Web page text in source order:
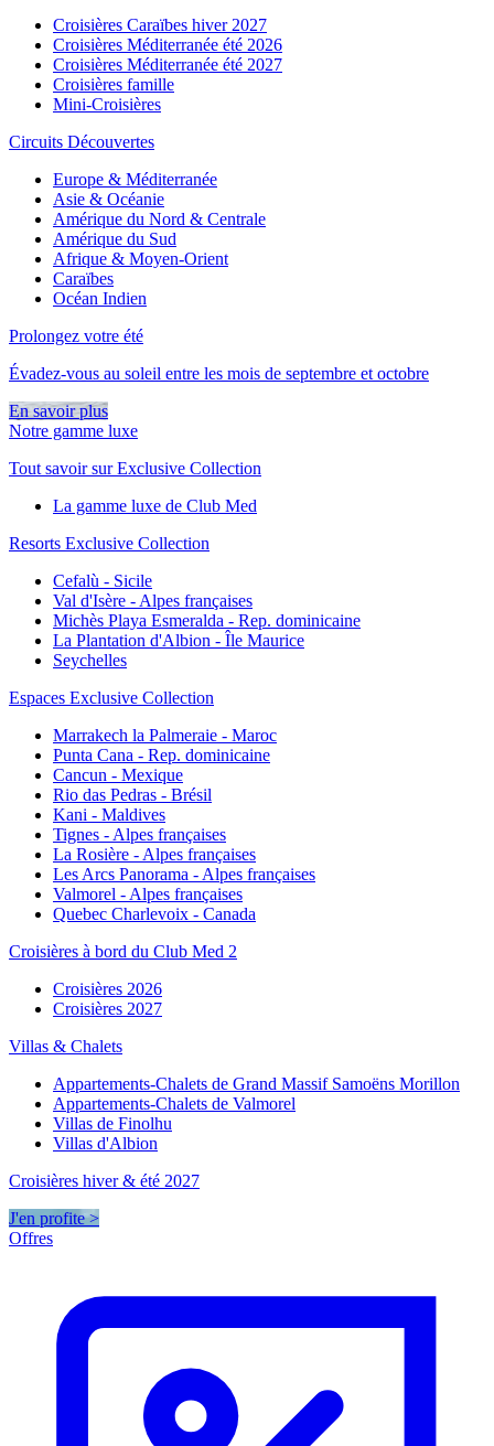
Croisières Caraïbes hiver 2027
Croisières Méditerranée été 2026
Croisières Méditerranée été 2027
Croisières famille
Mini-Croisières
Circuits Découvertes
Europe & Méditerranée
Asie & Océanie
Amérique du Nord & Centrale
Amérique du Sud
Afrique & Moyen-Orient
Caraïbes
Océan Indien
Prolongez votre été
Évadez-vous au soleil entre les mois de septembre et octobre
En savoir plus
Notre gamme luxe
Tout savoir sur Exclusive Collection
La gamme luxe de Club Med
Resorts Exclusive Collection
Cefalù - Sicile
Val d'Isère - Alpes françaises
Michès Playa Esmeralda - Rep. dominicaine
La Plantation d'Albion - Île Maurice
Seychelles
Espaces Exclusive Collection
Marrakech la Palmeraie - Maroc
Punta Cana - Rep. dominicaine
Cancun - Mexique
Rio das Pedras - Brésil
Kani - Maldives
Tignes - Alpes françaises
La Rosière - Alpes françaises
Les Arcs Panorama - Alpes françaises
Valmorel - Alpes françaises
Quebec Charlevoix - Canada
Croisières à bord du Club Med 2
Croisières 2026
Croisières 2027
Villas & Chalets
Appartements-Chalets de Grand Massif Samoëns Morillon
Appartements-Chalets de Valmorel
Villas de Finolhu
Villas d'Albion
Croisières hiver & été 2027
J'en profite >
Offres